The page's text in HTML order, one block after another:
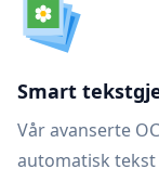
Smart
Vår avanserte
automatisk tekst